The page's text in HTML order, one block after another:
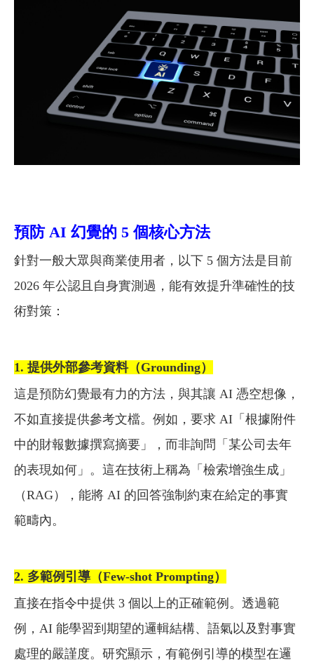
預防 AI 幻覺的 5 個核心方法
針對一般大眾與商業使用者，以下 5 個方法是目前
2026 年公認且自身實測過，能有效提升準確性的技
術對策：
1. 提供外部參考資料（Grounding）
這是預防幻覺最有力的方法，與其讓 AI 憑空想像，
不如直接提供參考文檔。例如，要求 AI「根據附件
中的財報數據撰寫摘要」，而非詢問「某公司去年
的表現如何」。這在技術上稱為「檢索增強生成」
（RAG），能將 AI 的回答強制約束在給定的事實
範疇內。
2. 多範例引導（Few-shot Prompting）
直接在指令中提供 3 個以上的正確範例。透過範
例，AI 能學習到期望的邏輯結構、語氣以及對事實
處理的嚴謹度。研究顯示，有範例引導的模型在邏